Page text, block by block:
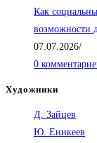
Как
возможности
07.07.2026/
0
Художники
Д. Зайцев
Ю. Еникеев